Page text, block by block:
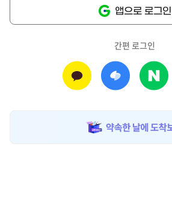
앱으로 로그인
간편 로그인